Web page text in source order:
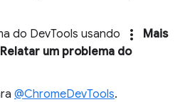
do DevTools usando
more_vert
Mais
Relatar um problema do
@ChromeDevTools.